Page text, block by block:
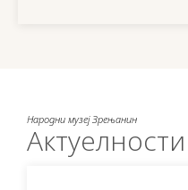
Народни музеј Зрењанин
Актуелности